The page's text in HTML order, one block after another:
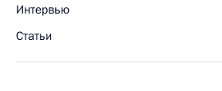
Интервью
Статьи